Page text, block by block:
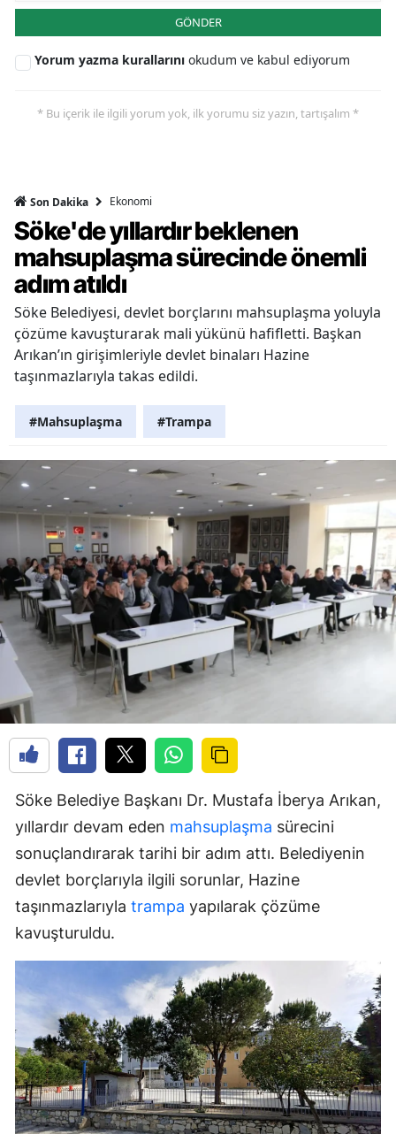
GÖNDER
Yorum yazma kurallarını okudum ve kabul ediyorum
* Bu içerik ile ilgili yorum yok, ilk yorumu siz yazın, tartışalım *
Son Dakika Ekonomi
Söke'de yıllardır beklenen
mahsuplaşma sürecinde önemli
adım atıldı
Söke Belediyesi, devlet borçlarını mahsuplaşma yoluyla
çözüme kavuşturarak mali yükünü hafifletti. Başkan
Arıkan’ın girişimleriyle devlet binaları Hazine
taşınmazlarıyla takas edildi.
#Mahsuplaşma #Trampa
Söke Belediye Başkanı Dr. Mustafa İberya Arıkan,
yıllardır devam eden mahsuplaşma sürecini
sonuçlandırarak tarihi bir adım attı. Belediyenin
devlet borçlarıyla ilgili sorunlar, Hazine
taşınmazlarıyla trampa yapılarak çözüme
kavuşturuldu.